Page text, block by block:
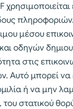
μέσου
οδηγών
στις
Αυτό μπορεί
ή να μην
του στατικού